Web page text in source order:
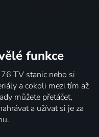
funkce
TV stanic nebo si
a cokoli mezi tím až
můžete přetáčet,
a užívat si je za